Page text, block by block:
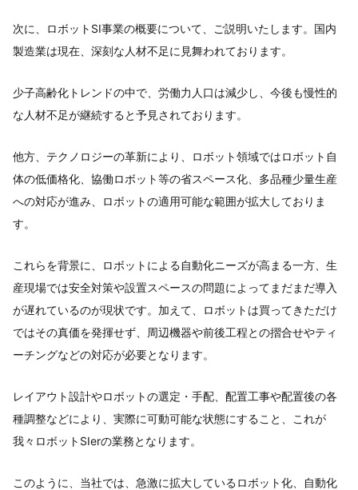
次に、ロボットSI事業の概要について、ご説明いたします。国内
製造業は現在、深刻な人材不足に見舞われております。
少子高齢化トレンドの中で、労働力人口は減少し、今後も慢性的
な人材不足が継続すると予見されております。
他方、テクノロジーの革新により、ロボット領域ではロボット自
体の低価格化、協働ロボット等の省スペース化、多品種少量生産
への対応が進み、ロボットの適用可能な範囲が拡大しておりま
す。
これらを背景に、ロボットによる自動化ニーズが高まる一方、生
産現場では安全対策や設置スペースの問題によってまだまだ導入
が遅れているのが現状です。加えて、ロボットは買ってきただけ
ではその真価を発揮せず、周辺機器や前後工程との摺合せやティ
ーチングなどの対応が必要となります。
レイアウト設計やロボットの選定・手配、配置工事や配置後の各
種調整などにより、実際に可動可能な状態にすること、これが
我々ロボットSIerの業務となります。
このように、当社では、急激に拡大しているロボット化、自動化